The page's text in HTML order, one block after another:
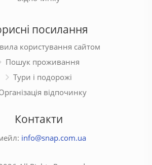
посилання
користування сайтом
Пошук проживання
Тури і подорожі
відпочинку
Контакти
info@snap.com.ua